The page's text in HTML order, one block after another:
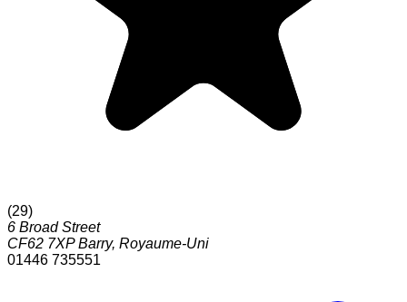
(29)
6 Broad Street
CF62 7XP Barry, Royaume-Uni
01446 735551